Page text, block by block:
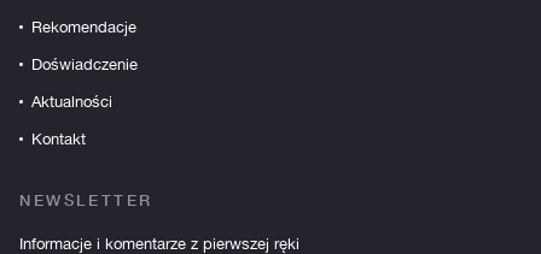
Rekomendacje
Doświadczenie
Aktualności
Kontakt
NEWSLETTER
Informacje i komentarze z pierwszej ręki